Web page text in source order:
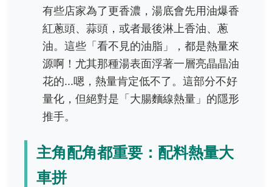
有些店家為了更香濃，湯底會先用油爆香
紅蔥頭、蒜頭，或者最後淋上香油、蔥
油。這些「看不見的油脂」，都是熱量來
源啊！尤其那種湯表面浮著一層亮晶晶油
花的...嗯，熱量肯定低不了。這部分不好
量化，但絕對是「大腸麵線熱量」的隱形
推手。
主角配角都重要：配料熱量大
車拼